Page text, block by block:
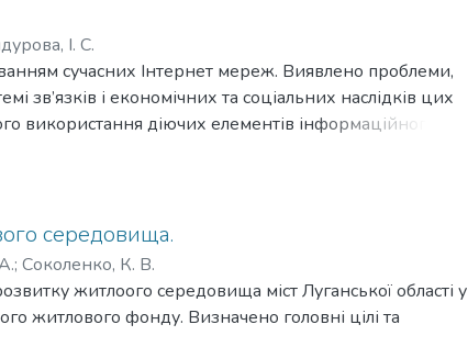
I. С.
сучасних Інтернет мереж. Виявлено проблеми,
зв’язків і економічних та соціальних наслідків цих
використання діючих елементів інформаційного
мереж адаптованих до існуючих умов використання
середовища.
; Соколенко, К. В.
житлоого середовища міст Луганської області у
житлового фонду. Визначено головні цілі та